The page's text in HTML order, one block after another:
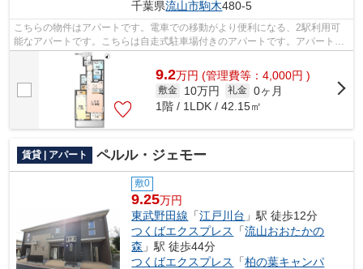
千葉県流山市駒木480‐5
こちらの物件はアパートです。電車での移動がより便利になる、2駅利用可
能なアパートです。こちらは自走式駐車場付きのアパートです。アパートマ
ンション館 柏店で物件探しをしません...
9.2万円 (管理費等：4,000円 )
敷金 10万円 礼金 0ヶ月
1階 / 1LDK / 42.15㎡
賃貸 | アパート ペルル・ジェモー
敷0
9.25万円
東武野田線 「江戸川台 」駅 徒歩12分
つくばエクスプレス
「流山おおたかの
森 」駅 徒歩44分
つくばエクスプレス
「柏の葉キャンパ